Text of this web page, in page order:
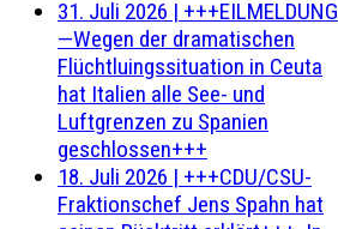
31. Juli 2026 | +++EILMELDUNG
—Wegen der dramatischen
Flüchtluingssituation in Ceuta
hat Italien alle See- und
Luftgrenzen zu Spanien
geschlossen+++
18. Juli 2026 | +++CDU/CSU-
Fraktionschef Jens Spahn hat